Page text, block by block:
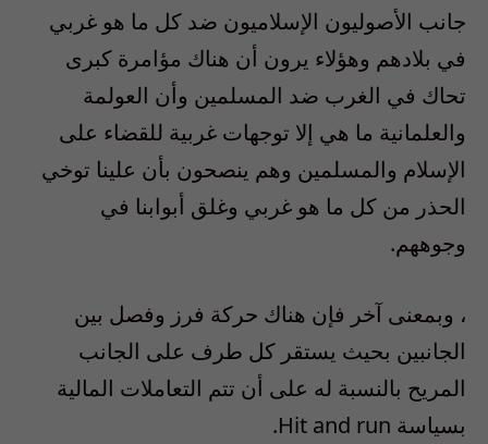
جانب الأصوليون الإسلاميون ضد كل ما هو غربي
في بلادهم وهؤلاء يرون أن هناك مؤامرة كبرى
تحاك في الغرب ضد المسلمين وأن العولمة
والعلمانية ما هي إلا توجهات غربية للقضاء على
الإسلام والمسلمين وهم ينصحون بأن علينا توخي
الحذر من كل ما هو غربي وغلق أبوابنا في
وجوههم.
، وبمعنى آخر فإن هناك حركة فرز وفصل بين
الجانبين بحيث يستقر كل طرف على الجانب
المريح بالنسبة له على أن تتم التعاملات المالية
بسياسة Hit and run.